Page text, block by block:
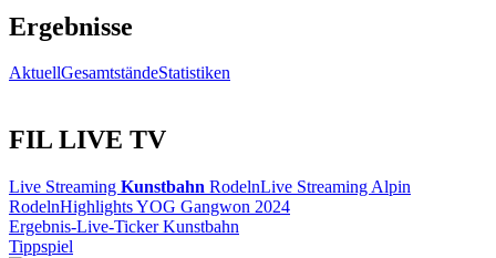
Ergebnisse
AktuellGesamtständeStatistiken
FIL LIVE TV
Live Streaming Kunstbahn RodelnLive Streaming Alpin
RodelnHighlights YOG Gangwon 2024
Ergebnis-Live-Ticker Kunstbahn
Tippspiel